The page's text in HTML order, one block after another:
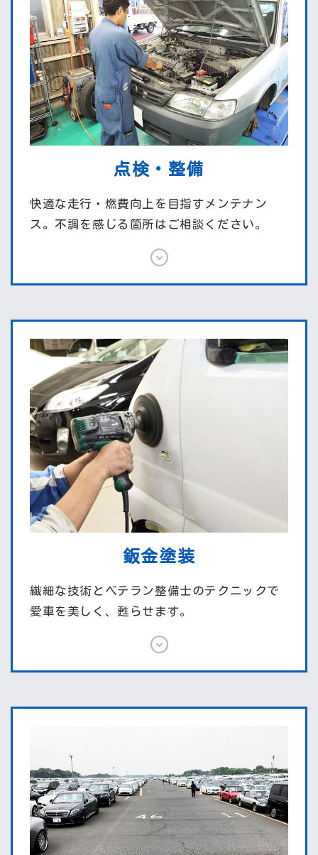
点検・整備
快適な走行・燃費向上を目指すメンテナン
ス。不調を感じる箇所はご相談ください。
鈑金塗装
繊細な技術とベテラン整備士のテクニックで
愛車を美しく、甦らせます。